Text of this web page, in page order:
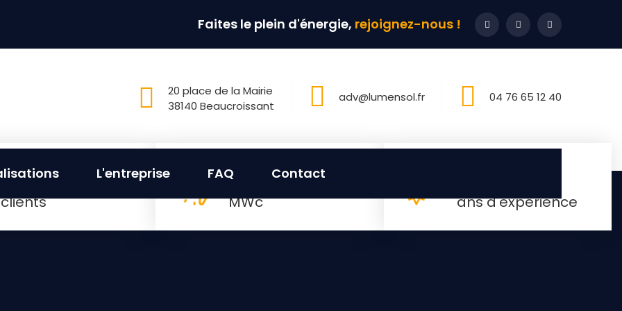
Faites le plein d'énergie, rejoignez-nous !
20 place de la Mairie
38140 Beaucroissant
adv@lumensol.fr 04 76 65 12 40
L'entreprise FAQ Contact
00
clients
00
MWc ans d'expérience